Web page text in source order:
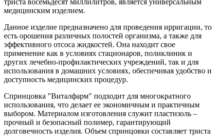
медицинским изделием.
Данное изделие предназначено для проведения ирригации, то
есть орошения различных полостей организма, а также для
эффективного отсоса жидкостей. Она находит свое
применение как в условиях стационаров, поликлиник и
других лечебно-профилактических учреждений, так и для
использования в домашних условиях, обеспечивая удобство и
доступность медицинских процедур.
Спринцовка "Виталфарм" подходит для многократного
использования, что делает ее экономичным и практичным
выбором. Материалом изготовления служит пластизоль –
прочный и безопасный полимер, гарантирующий
долговечность изделия. Объем спринцовки составляет триста